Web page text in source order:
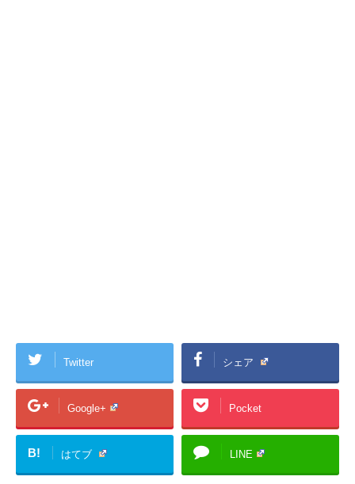
Twitter シェア
Google+ Pocket
B! はてブ LINE